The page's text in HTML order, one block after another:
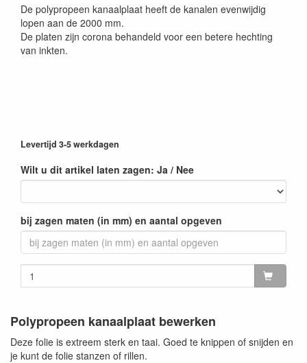
De polypropeen kanaalplaat heeft de kanalen evenwijdig
lopen aan de 2000 mm.
De platen zijn corona behandeld voor een betere hechting
van inkten.
Levertijd 3-5 werkdagen
Wilt u dit artikel laten zagen: Ja / Nee
bij zagen maten (in mm) en aantal opgeven
Polypropeen kanaalplaat bewerken
Deze folie is extreem sterk en taai. Goed te knippen of snijden en
je kunt de folie stanzen of rillen.